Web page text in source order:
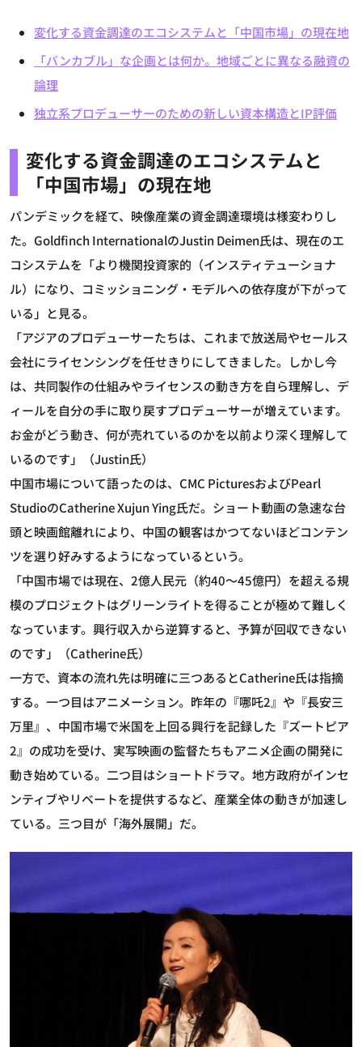
変化する資金調達のエコシステムと「中国市場」の現在地
「バンカブル」な企画とは何か。地域ごとに異なる融資の
論理
独立系プロデューサーのための新しい資本構造とIP評価
変化する資金調達のエコシステムと
「中国市場」の現在地
パンデミックを経て、映像産業の資金調達環境は様変わりし
た。Goldfinch InternationalのJustin Deimen氏は、現在のエ
コシステムを「より機関投資家的（インスティテューショナ
ル）になり、コミッショニング・モデルへの依存度が下がって
いる」と見る。
「アジアのプロデューサーたちは、これまで放送局やセールス
会社にライセンシングを任せきりにしてきました。しかし今
は、共同製作の仕組みやライセンスの動き方を自ら理解し、デ
ィールを自分の手に取り戻すプロデューサーが増えています。
お金がどう動き、何が売れているのかを以前より深く理解して
いるのです」（Justin氏）
中国市場について語ったのは、CMC PicturesおよびPearl
StudioのCatherine Xujun Ying氏だ。ショート動画の急速な台
頭と映画館離れにより、中国の観客はかつてないほどコンテン
ツを選り好みするようになっているという。
「中国市場では現在、2億人民元（約40～45億円）を超える規
模のプロジェクトはグリーンライトを得ることが極めて難しく
なっています。興行収入から逆算すると、予算が回収できない
のです」（Catherine氏）
一方で、資本の流れ先は明確に三つあるとCatherine氏は指摘
する。一つ目はアニメーション。昨年の『哪吒2』や『長安三
万里』、中国市場で米国を上回る興行を記録した『ズートピア
2』の成功を受け、実写映画の監督たちもアニメ企画の開発に
動き始めている。二つ目はショートドラマ。地方政府がインセ
ンティブやリベートを提供するなど、産業全体の動きが加速し
ている。三つ目が「海外展開」だ。